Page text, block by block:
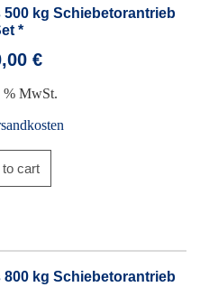
500 kg Schiebetorantrieb
*
€
% MwSt.
cart
800 kg Schiebetorantrieb